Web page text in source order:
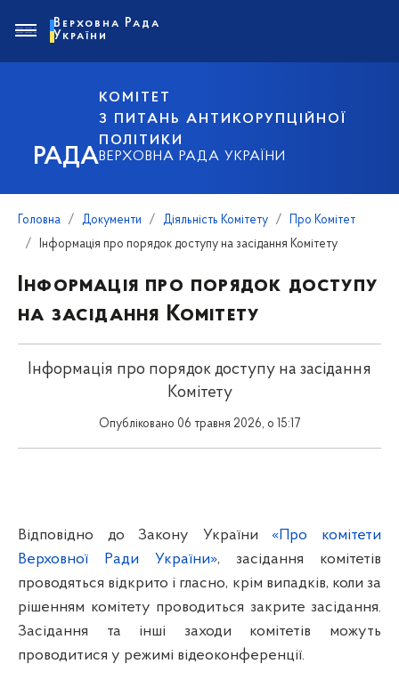
РАДА
КОМІТЕТ
З ПИТАНЬ АНТИКОРУПЦІЙНОЇ
ПОЛІТИКИ
ВЕРХОВНА РАДА УКРАЇНИ
Верховна Рада
України
Головна Документи Діяльність Комітету
Про Комітет
Інформація про порядок доступу на засідання Комітету
Інформація про порядок доступу
на засідання Комітету
Інформація про порядок доступу на засідання
Комітету
Опубліковано 06 травня 2026, о 15:17
Відповідно до Закону України
«Про комітети
Верховної Ради України», засідання комітетів
проводяться відкрито і гласно, крім випадків, коли за
рішенням комітету проводиться закрите засідання.
Засідання та інші заходи комітетів можуть
проводитися у режимі відеоконференції.